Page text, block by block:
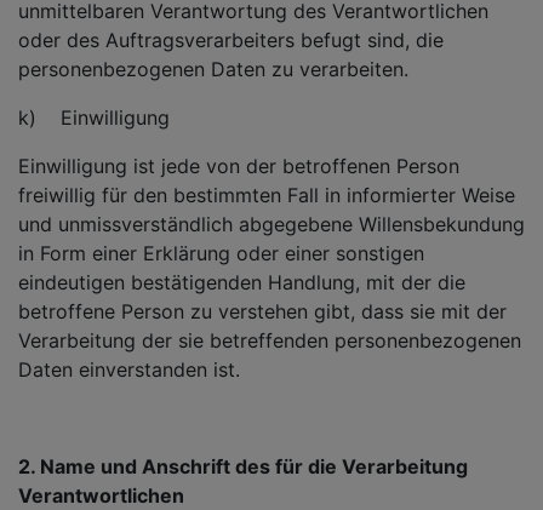
unmittelbaren Verantwortung des Verantwortlichen
oder des Auftragsverarbeiters befugt sind, die
personenbezogenen Daten zu verarbeiten.
k) Einwilligung
Einwilligung ist jede von der betroffenen Person
freiwillig für den bestimmten Fall in informierter Weise
und unmissverständlich abgegebene Willensbekundung
in Form einer Erklärung oder einer sonstigen
eindeutigen bestätigenden Handlung, mit der die
betroffene Person zu verstehen gibt, dass sie mit der
Verarbeitung der sie betreffenden personenbezogenen
Daten einverstanden ist.
2. Name und Anschrift des für die Verarbeitung
Verantwortlichen